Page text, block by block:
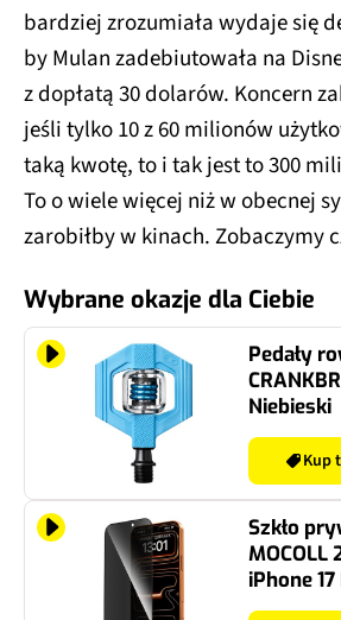
bardziej zrozumiała wydaje się
by Mulan zadebiutowała na
z dopłatą 30 dolarów. Koncern
jeśli tylko 10 z 60 milionów
taką kwotę, to i tak jest to 300
To o wiele więcej niż w obecnej
zarobiłby w kinach. Zobaczymy
Wybrane okazje dla Ciebie
Pedały
Niebieski
Kup
Szkło
MOCOLL
iPhone